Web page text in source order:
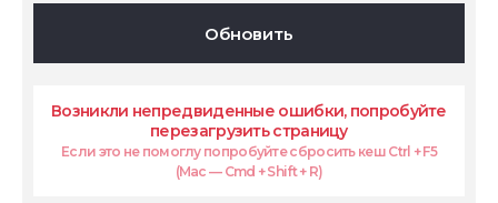
Обновить
Возникли непредвиденные ошибки, попробуйте
перезагрузить страницу
Если это не помоглу попробуйте сбросить кеш Ctrl + F5
(Mac — Cmd + Shift + R)